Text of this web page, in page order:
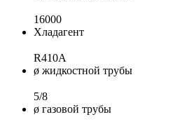
16000
Хладагент
R410A
ø жидкостной трубы
5/8
ø газовой трубы